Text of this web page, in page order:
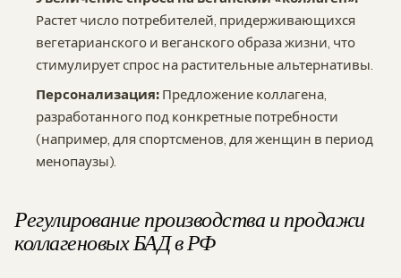
Растет число потребителей, придерживающихся
вегетарианского и веганского образа жизни, что
стимулирует спрос на растительные альтернативы.
Персонализация: Предложение коллагена,
разработанного под конкретные потребности
(например, для спортсменов, для женщин в период
менопаузы).
Регулирование производства и продажи
коллагеновых БАД в РФ